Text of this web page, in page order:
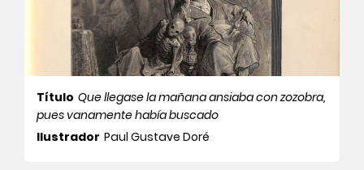
Título Que llegase la mañana ansiaba con zozobra,
pues vanamente había buscado
Ilustrador Paul Gustave Doré